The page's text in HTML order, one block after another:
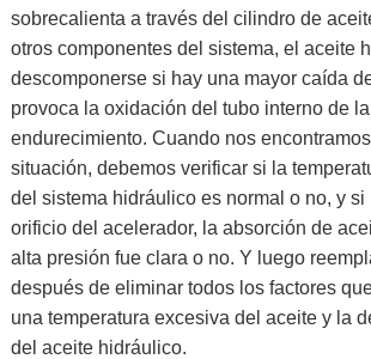
sobrecalienta a través del cilindro de
otros componentes del sistema, el aceite
descomponerse si hay una mayor caída
provoca la oxidación del tubo interno de
endurecimiento. Cuando nos
situación, debemos verificar si la
del sistema hidráulico es normal o no, y si
orificio del acelerador, la absorción de
alta presión fue clara o no. Y luego
después de eliminar todos los factores
una temperatura excesiva del aceite y la
del aceite hidráulico.